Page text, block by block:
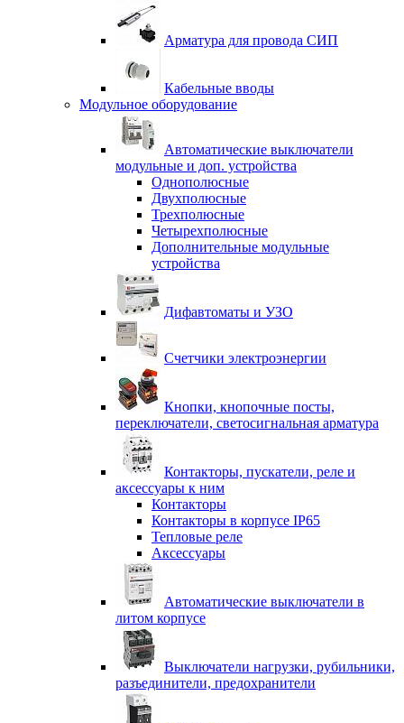
Арматура для провода СИП
Кабельные вводы
Модульное оборудование
Автоматические выключатели
модульные и доп. устройства
Однополюсные
Двухполюсные
Трехполюсные
Четырехполюсные
Дополнительные модульные
устройства
Дифавтоматы и УЗО
Счетчики электроэнергии
Кнопки, кнопочные посты,
переключатели, светосигнальная арматура
Контакторы, пускатели, реле и
аксессуары к ним
Контакторы
Контакторы в корпусе IP65
Тепловые реле
Аксессуары
Автоматические выключатели в
литом корпусе
Выключатели нагрузки, рубильники,
разъединители, предохранители